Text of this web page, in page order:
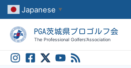
容
Japanese ▼
PGA茨城県プロゴルフ会
The Professional Golfers’Association